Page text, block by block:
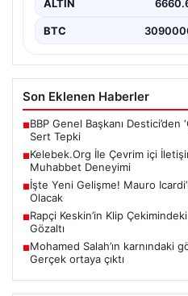
ALTIN
BTC
Son Eklenen Haberler
■BBP Genel Başkanı Destici’den
Sert Tepki
■Kelebek.Org İle Çevrim içi
Muhabbet Deneyimi
■İşte Yeni Gelişme! Mauro
Olacak
■Rapçi Keskin’in Klip
Gözaltı
■Mohamed Salah’ın karnındaki
Gerçek ortaya çıktı